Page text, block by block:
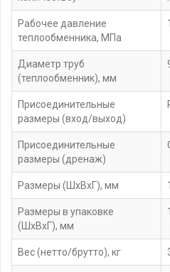
Рабочее давление
теплообменника, МПа
Диаметр труб
(теплообменник), мм
Присоединительные
размеры (вход/выход)
Присоединительные
размеры (дренаж)
Размеры (ШxВxГ), мм
Размеры в упаковке
(ШxВxГ), мм
Вес (нетто/брутто), кг